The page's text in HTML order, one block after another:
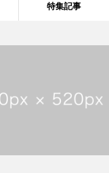
特集記事